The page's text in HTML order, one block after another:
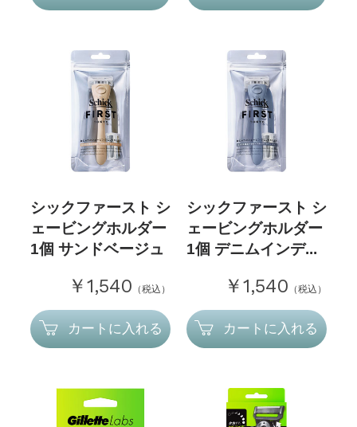
シックファースト シ
ェービングホルダー
1個 サンドベージュ
￥1,540 （税込）
カートに入れる
シックファースト シ
ェービングホルダー
1個 デニムインデ...
￥1,540 （税込）
カートに入れる